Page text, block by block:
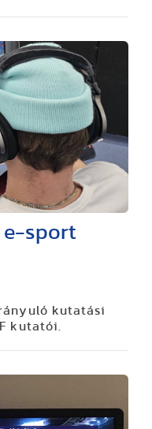
e-sport
kutatási
kutatói.